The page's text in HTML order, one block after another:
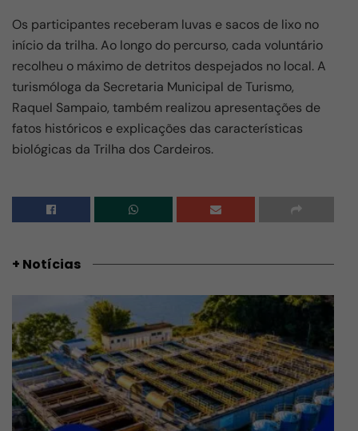
Os participantes receberam luvas e sacos de lixo no
início da trilha. Ao longo do percurso, cada voluntário
recolheu o máximo de detritos despejados no local. A
turismóloga da Secretaria Municipal de Turismo,
Raquel Sampaio, também realizou apresentações de
fatos históricos e explicações das características
biológicas da Trilha dos Cardeiros.
+ Notícias